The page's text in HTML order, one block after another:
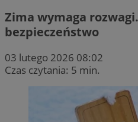
Zima wymaga
bezpieczeństwo
03 lutego 2026 08:02
Czas czytania: 5 min.